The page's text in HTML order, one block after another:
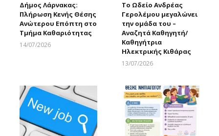
Δήμος Λάρνακας:
Πλήρωση Κενής Θέσης
Ανώτερου Επόπτη στο
Τμήμα Καθαριότητας
14/07/2026
Το Ωδείο Ανδρέας
Γερολέμου μεγαλώνει
την ομάδα του –
Αναζητά Καθηγητή/
Καθηγήτρια
Ηλεκτρικής Κιθάρας
13/07/2026